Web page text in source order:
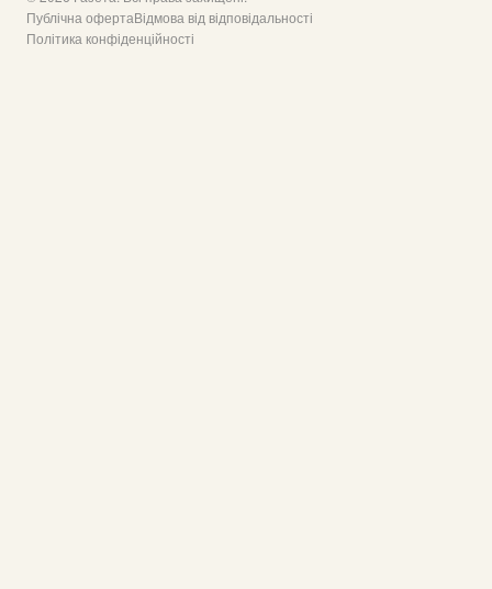
Публічна офертаВідмова від відповідальності
Політика конфіденційності